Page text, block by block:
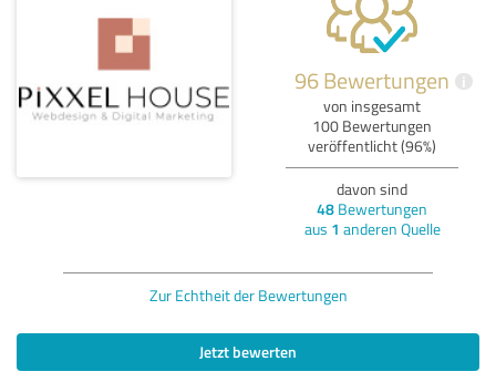
96 Bewertungen i
von insgesamt
100 Bewertungen
veröffentlicht (96%)
davon sind
48 Bewertungen
aus 1 anderen Quelle
Zur Echtheit der Bewertungen
Jetzt bewerten